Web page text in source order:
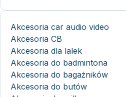
Akcesoria car audio video
Akcesoria CB
Akcesoria dla lalek
Akcesoria do badmintona
Akcesoria do bagażników
Akcesoria do butów